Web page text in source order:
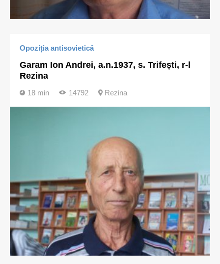
Opoziția antisovietică
Garam Ion Andrei, a.n.1937, s. Trifești, r-l
Rezina
18 min 14792 Rezina